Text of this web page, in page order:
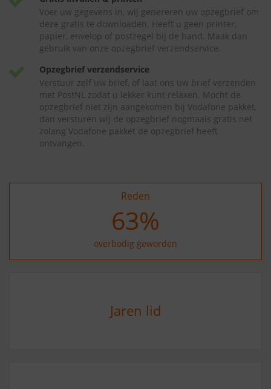
Voer uw gegevens in, wij genereren uw opzegbrief om
deze gratis te downloaden. Heeft u geen printer,
papier, envelop of postzegel bij de hand. Maak dan
gebruik van onze opzegbrief verzendservice.
Opzegbrief verzendservice
Verstuur zelf uw brief, of laat ons uw brief verzenden
met PostNL zodat u lekker kunt relaxen. Mocht de
opzegbrief niet zijn aangekomen bij Vodafone pakket,
dan versturen wij de opzegbrief nogmaals gratis net
zolang Vodafone pakket de opzegbrief heeft
ontvangen.
Reden
73%
overbodig geworden
Jaren lid